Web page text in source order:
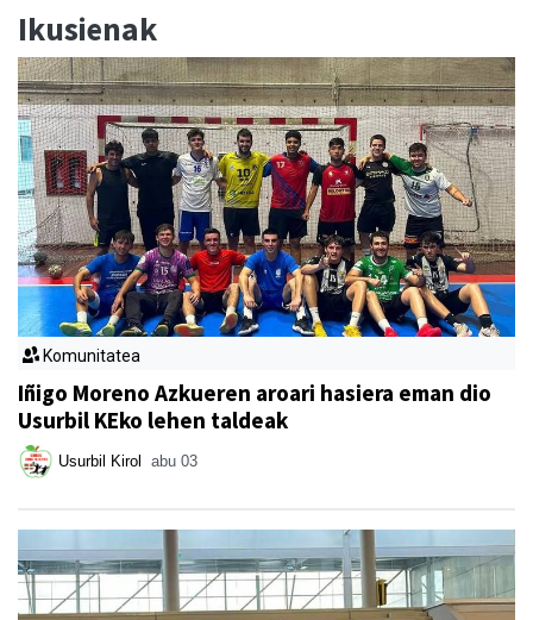
Ikusienak
Komunitatea
Iñigo Moreno Azkueren aroari hasiera eman dio
Usurbil KEko lehen taldeak
Usurbil Kirol abu 03